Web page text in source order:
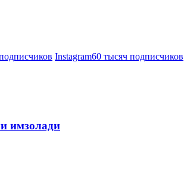
Instagram60 тысяч подписчиков
имзолади